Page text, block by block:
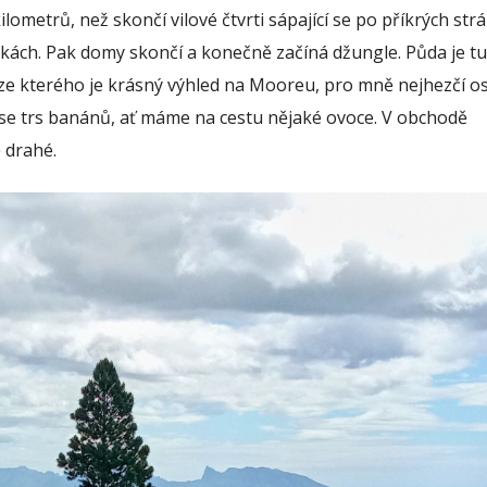
než skončí vilové čtvrti sápající se po příkrých
Pak domy skončí a konečně začíná džungle. Půda je
kterého je krásný výhled na Mooreu, pro mně nejhezčí
trs banánů, ať máme na cestu nějaké ovoce. V obchodě